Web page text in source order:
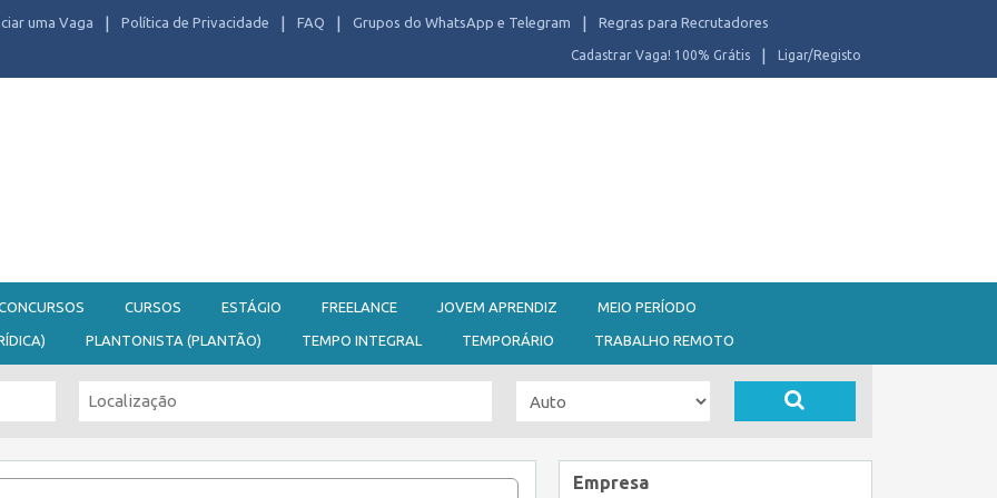
uma Vaga Política de Privacidade FAQ Grupos do WhatsApp e Telegram Regras para Recrutadores
Ligar/Registo
Cadastrar Vaga! 100% Grátis
CURSOS ESTÁGIO FREELANCE JOVEM APRENDIZ MEIO PERÍODO
PLANTONISTA (PLANTÃO) TEMPO INTEGRAL TEMPORÁRIO TRABALHO REMOTO
Empresa